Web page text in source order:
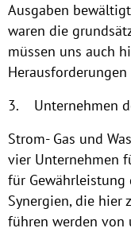
Ausgaben
waren die
müssen uns auch
3. Unternehmen
Strom- Gas und
vier Unternehmen
für Gewährleistung
Synergien, die hier
führen werden von